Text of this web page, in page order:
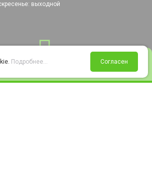
Избранное Корзина
выходной
Подробнее... Согласен